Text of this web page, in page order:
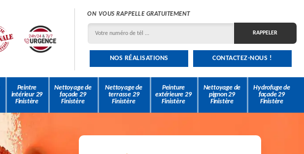
ON VOUS RAPPELLE GRATUITEMENT
NOS RÉALISATIONS CONTACTEZ-NOUS !
Peintre
intérieur 29
Finistère
Nettoyage de
façade 29
Finistère
Nettoyage de
terrasse 29
Finistère
Peinture
extérieure 29
Finistère
Nettoyage de
pignon 29
Finistère
Hydrofuge de
façade 29
Finistère